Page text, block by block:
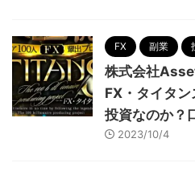
FX 副業
株式会社
FX・タイタ
投資なのか？
2023/10/4